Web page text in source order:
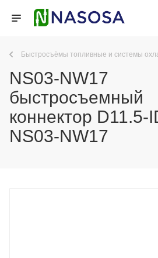
Быстросъёмы топливные и системы
NS03-NW17
быстросъемный
коннектор D11.5-
NS03-NW17